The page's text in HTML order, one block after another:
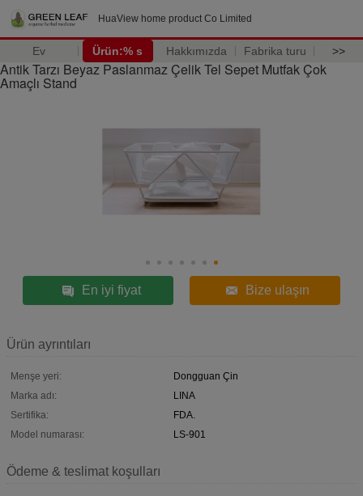
HuaView home product Co Limited
Ev Ürün:% s Hakkımızda Fabrika turu >>
Antik Tarzı Beyaz Paslanmaz Çelik Tel Sepet Mutfak Çok
Amaçlı Stand
En iyi fiyat Bize ulaşın
Ürün ayrıntıları
Menşe yeri:
Dongguan Çin
Marka adı:
LINA
Sertifika:
FDA.
Model numarası:
LS-901
Ödeme & teslimat koşulları